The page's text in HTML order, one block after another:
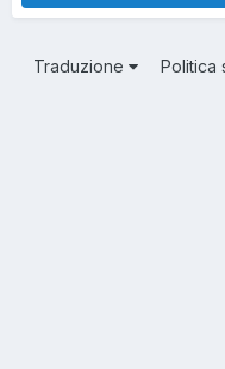
Traduzione Politica